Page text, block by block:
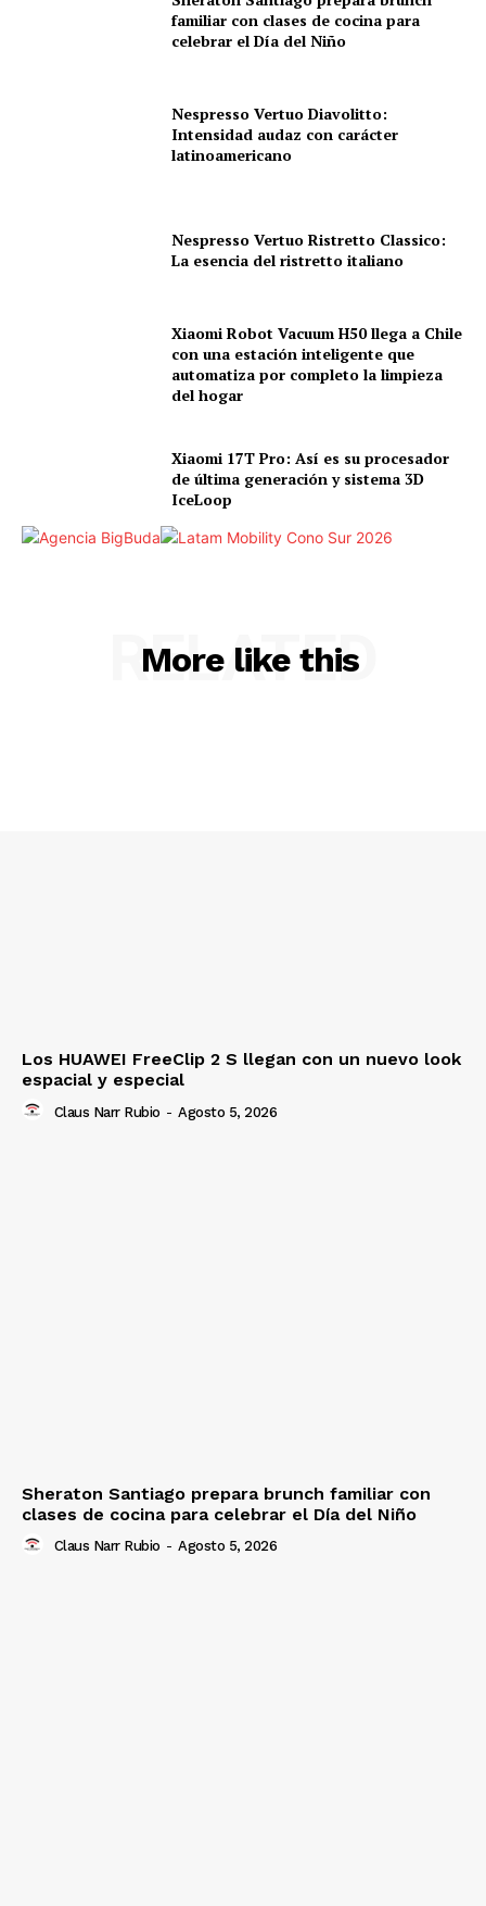
familiar con clases de cocina para
celebrar el Día del Niño
Nespresso Vertuo Diavolitto:
Intensidad audaz con carácter
latinoamericano
Nespresso Vertuo Ristretto Classico:
La esencia del ristretto italiano
Xiaomi Robot Vacuum H50 llega a Chile
con una estación inteligente que
automatiza por completo la limpieza
del hogar
Xiaomi 17T Pro: Así es su procesador
de última generación y sistema 3D
IceLoop
More like this
RELATED
Los HUAWEI FreeClip 2 S llegan con un nuevo look
espacial y especial
Claus Narr Rubio - Agosto 5, 2026
Sheraton Santiago prepara brunch familiar con
clases de cocina para celebrar el Día del Niño
Claus Narr Rubio - Agosto 5, 2026